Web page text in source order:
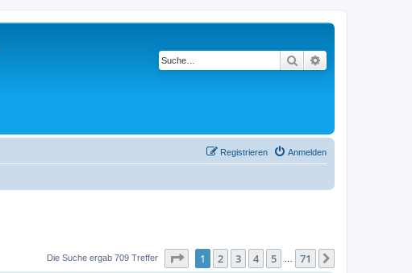
Suche
Anmelden
Registrieren
Die Suche ergab 709 Treffer Seite von71
1 2 3 4 5 71